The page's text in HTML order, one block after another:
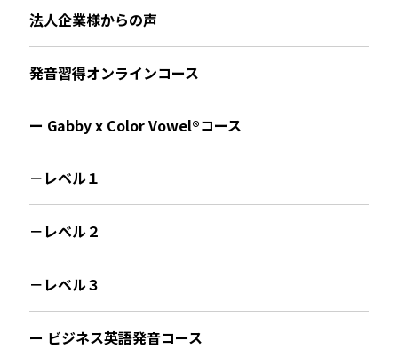
法人企業様からの声
発音習得オンラインコース
ー Gabby x Color Vowel®︎コース
－レベル１
－レベル２
－レベル３
ー ビジネス英語発音コース